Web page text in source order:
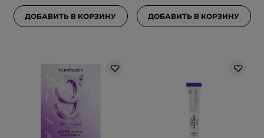
ДОБАВИТЬ В КОРЗИНУ ДОБАВИТЬ В КОРЗИНУ